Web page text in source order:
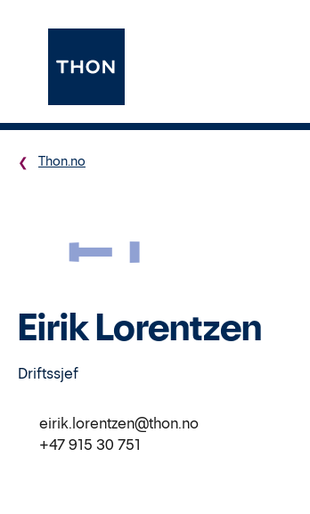
Thon.no
EL
Eirik Lorentzen
Driftssjef
eirik.lorentzen@thon.no
+47 915 30 751